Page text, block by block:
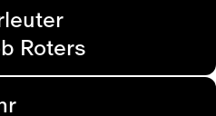
Roters